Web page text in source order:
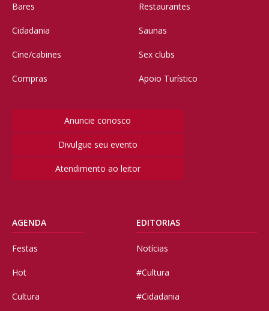
Bares
Cidadania
Cine/cabines
Compras
Restaurantes
Saunas
Sex clubs
Apoio Turístico
Anuncie conosco
Divulgue seu evento
Atendimento ao leitor
AGENDA
Festas
Hot
Cultura
EDITORIAS
Notícias
#Cultura
#Cidadania